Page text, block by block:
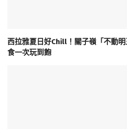
西拉雅夏日好Chill！關子嶺「不動
食一次玩到飽